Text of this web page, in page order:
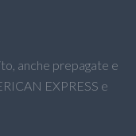
anche prepagate e
EXPRESS e